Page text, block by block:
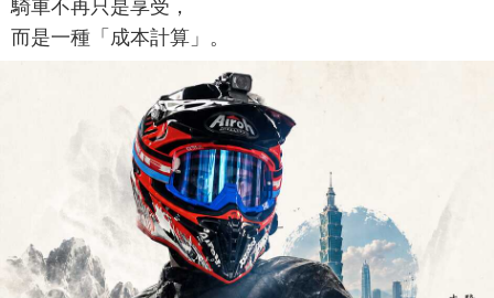
騎車不再只是享受，
而是一種「成本計算」。